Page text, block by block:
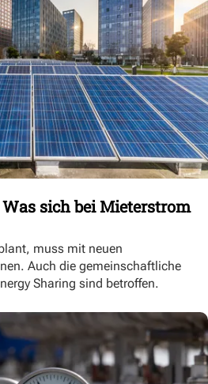
Was sich bei Mieterstrom
muss mit neuen
Auch die gemeinschaftliche
Sharing sind betroffen.